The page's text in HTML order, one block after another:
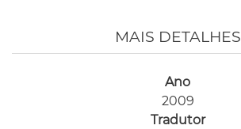
MAIS DETALHES
Ano
2009
Tradutor